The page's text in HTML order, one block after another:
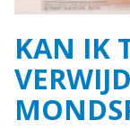
KAN IK